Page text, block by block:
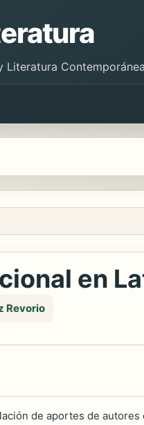
Literatura
en
Revorio
de aportes de